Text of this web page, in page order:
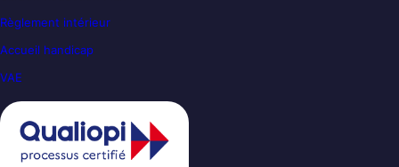
Règlement intérieur
Accueil handicap
VAE